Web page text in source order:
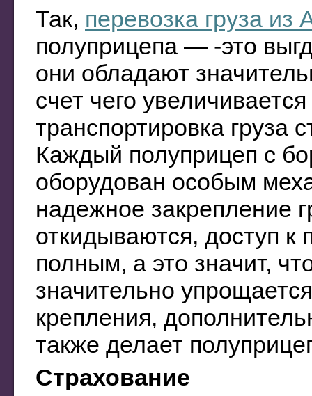
Так, перевозка груза из
полуприцепа — -это
они обладают
счет чего
транспортировка груза
Каждый полуприцеп с
оборудован особым
надежное закрепление
откидываются, доступ к
полным, а это значит,
значительно
крепления,
также делает
Страхование